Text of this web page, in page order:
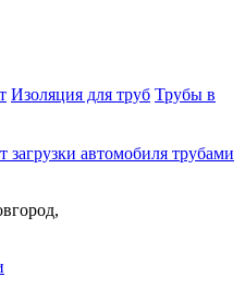
Изоляция для труб Трубы в
загрузки автомобиля трубами